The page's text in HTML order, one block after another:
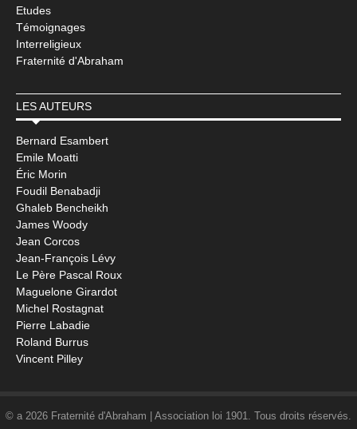
Etudes
Témoignages
Interreligieux
Fraternité d'Abraham
LES AUTEURS
Bernard Esambert
Emile Moatti
Éric Morin
Foudil Benabadji
Ghaleb Bencheikh
James Woody
Jean Corcos
Jean-François Lévy
Le Père Pascal Roux
Maguelone Girardot
Michel Rostagnat
Pierre Labadie
Roland Burrus
Vincent Pilley
© a 2026 Fraternité d'Abraham | Association loi 1901. Tous droits réservés.